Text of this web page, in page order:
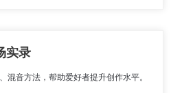
实录
混音方法，帮助爱好者提升创作水平。